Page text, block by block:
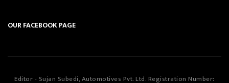
OUR FACEBOOK PAGE
Editor - Sujan Subedi, Automotives Pvt. Ltd. Registration Number: